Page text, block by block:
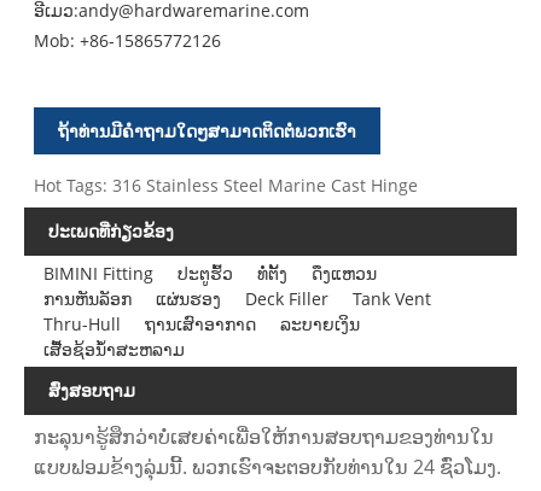
ອີເມວ:andy@hardwaremarine.com
Mob:+86-15865772126
ຖ້າທ່ານມີຄໍາຖາມໃດໆສາມາດຕິດຕໍ່ພວກເຮົາ
Hot Tags: 316 Stainless Steel Marine Cast Hinge
ປະເພດທີ່ກ່ຽວຂ້ອງ
BIMINI Fitting
ປະຕູຮົ້ວ ທໍ່ຕັ້ງ
ດຶງແຫວນ
ການຫັນລັອກ
ແຜ່ນຮອງ Deck Filler
Tank Vent
Thru-Hull
ຖານເສົາອາກາດ
ລະບາຍເງິນ
ເສື້ອຊ້ອນ້ໍາສະຫລາມ
ສົ່ງສອບຖາມ
ກະລຸນາຮູ້ສຶກວ່າບໍ່ເສຍຄ່າເພື່ອໃຫ້ການສອບຖາມຂອງທ່ານໃນ
ແບບຟອມຂ້າງລຸ່ມນີ້. ພວກເຮົາຈະຕອບກັບທ່ານໃນ 24 ຊົ່ວໂມງ.